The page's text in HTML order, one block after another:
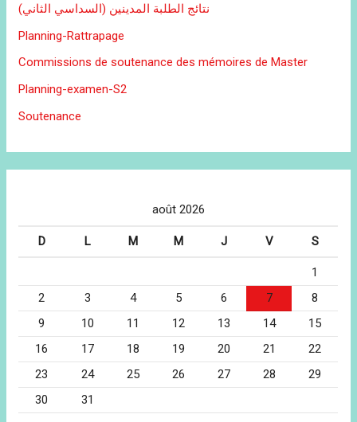
نتائج الطلبة المدينين (السداسي الثاني)
Planning-Rattrapage
Commissions de soutenance des mémoires de Master
Planning-examen-S2
Soutenance
août 2026
D L M M J V S
1
2
3 4 5 6 7
8
9
10 11 12 13 14
15
16
17 18 19 20 21
22
23
24 25 26 27 28
29
30
31